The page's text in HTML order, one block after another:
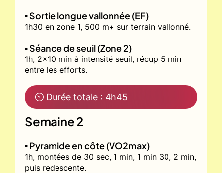
▪️ Sortie longue vallonnée (EF)
1h30 en zone 1, 500 m+ sur terrain vallonné.
▪️ Séance de seuil (Zone 2)
1h, 2x10 min à intensité seuil, récup 5 min
entre les efforts.
⏲ Durée totale : 4h45
Semaine 2
▪️ Pyramide en côte (VO2max)
1h, montées de 30 sec, 1 min, 1 min 30, 2 min,
puis redescente.